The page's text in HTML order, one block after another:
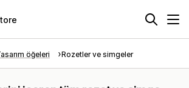
öğeleri Rozetler ve simgeler